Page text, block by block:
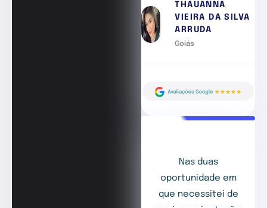
THAUANNA
VIEIRA DA SILVA
ARRUDA
Goiás
Nas duas
oportunidade em
que necessitei de